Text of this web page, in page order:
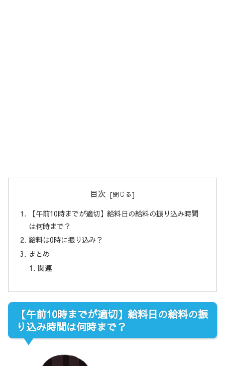
目次
【午前10時までが適切】給料日の給料の振り込み時間
は何時まで？
給料は0時に振り込み？
まとめ
関連
【午前10時までが適切】給料日の給料の振
り込み時間は何時まで？